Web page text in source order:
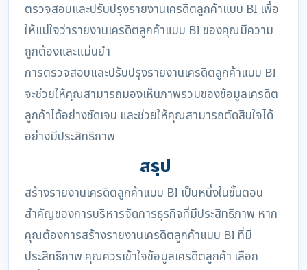
ตรวจสอบและปรับปรุงรายงานเครดิตลูกค้าแบบ BI เพื่อ
ให้แน่ใจว่ารายงานเครดิตลูกค้าแบบ BI ของคุณมีความ
ถูกต้องและแม่นยำ
การตรวจสอบและปรับปรุงรายงานเครดิตลูกค้าแบบ BI
จะช่วยให้คุณสามารถมองเห็นภาพรวมของข้อมูลเครดิต
ลูกค้าได้อย่างชัดเจน และช่วยให้คุณสามารถตัดสินใจได้
อย่างมีประสิทธิภาพ
สรุป
สร้างรายงานเครดิตลูกค้าแบบ BI เป็นหนึ่งในขั้นตอน
สำคัญของการบริหารจัดการธุรกิจที่มีประสิทธิภาพ หาก
คุณต้องการสร้างรายงานเครดิตลูกค้าแบบ BI ที่มี
ประสิทธิภาพ คุณควรเข้าใจข้อมูลเครดิตลูกค้า เลือก